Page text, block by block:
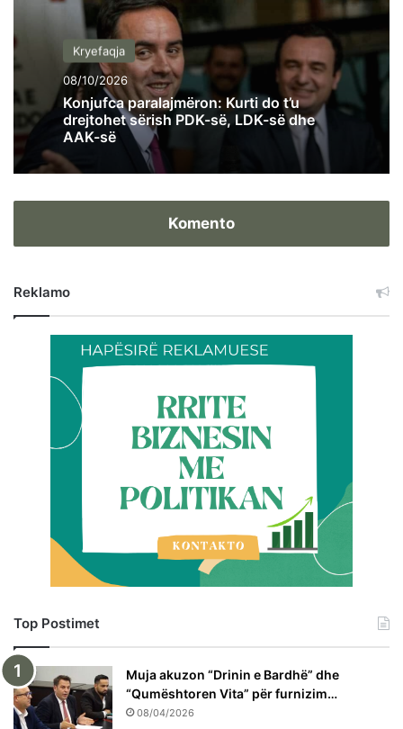
Kryefaqja
08/10/2026
Konjufca paralajmëron: Kurti do t’u
drejtohet sërish PDK-së, LDK-së dhe
AAK-së
Komento
Reklamo
Top Postimet
Muja akuzon “Drinin e Bardhë” dhe
“Qumështoren Vita” për furnizim…
08/04/2026